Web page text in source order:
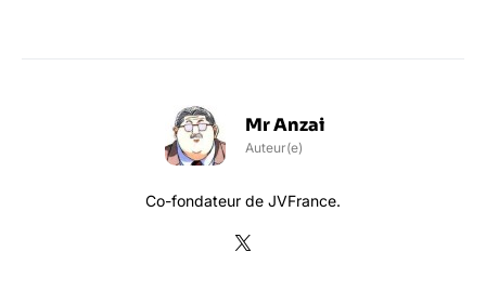
Mr Anzai
Auteur(e)
Co-fondateur de JVFrance.